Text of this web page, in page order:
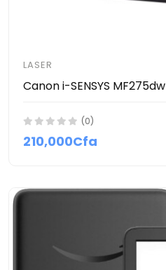
LASER
Canon i-SENSYS MF275dw
(0)
210,000Cfa